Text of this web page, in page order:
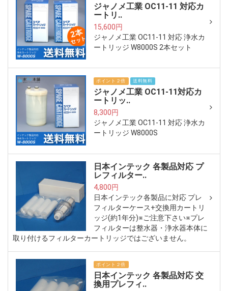
ジャノメ工業 OC11-11 対応カ
ートリ..
15,600円
ジャノメ工業 OC11-11 対応 浄水カ
ートリッジ W8000S 2本セット
ポイント２倍 送料無料
ジャノメ工業 OC11-11対応カ
ートリッ..
8,300円
ジャノメ工業 OC11-11 対応 浄水カ
ートリッジ W8000S
日本インテック 各製品対応 プ
レフィルター..
4,800円
日本インテック各製品に対応 プレ
フィルターケース+交換用カートリ
ッジ(約1年分)※ご注意下さい※プレ
フィルターは整水器・浄水器本体に
取り付けるフィルターカートリッジではございません。
ポイント２倍
日本インテック 各製品対応 交
換用プレフィ..